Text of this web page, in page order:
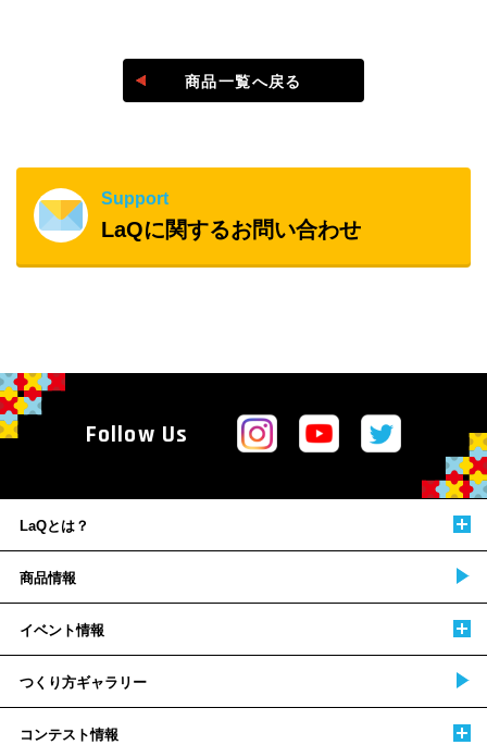
#laq作品
商品一覧へ戻る
Support
LaQに関するお問い合わせ
Follow Us
LaQとは？
商品情報
イベント情報
つくり方ギャラリー
コンテスト情報